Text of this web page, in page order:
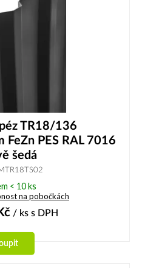
TR18/136
PES RAL 7016
šedá
< 10 ks
na pobočkách
/ ks s DPH